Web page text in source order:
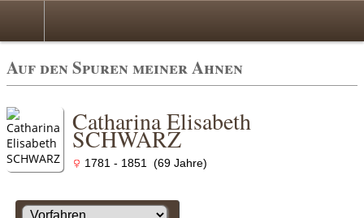
Auf den Spuren meiner Ahnen
Catharina Elisabeth
SCHWARZ
1781 - 1851 (69 Jahre)